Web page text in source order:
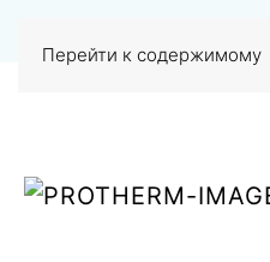
Перейти к содержимому